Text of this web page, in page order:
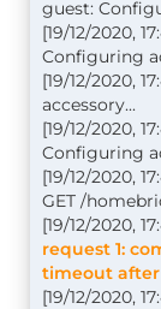
guest:
[19/12/2020,
Configuring
[19/12/2020,
accessory...
[19/12/2020,
Configuring
[19/12/2020,
GET /
[19/12/2020,
request 1:
timeout after
[19/12/2020,